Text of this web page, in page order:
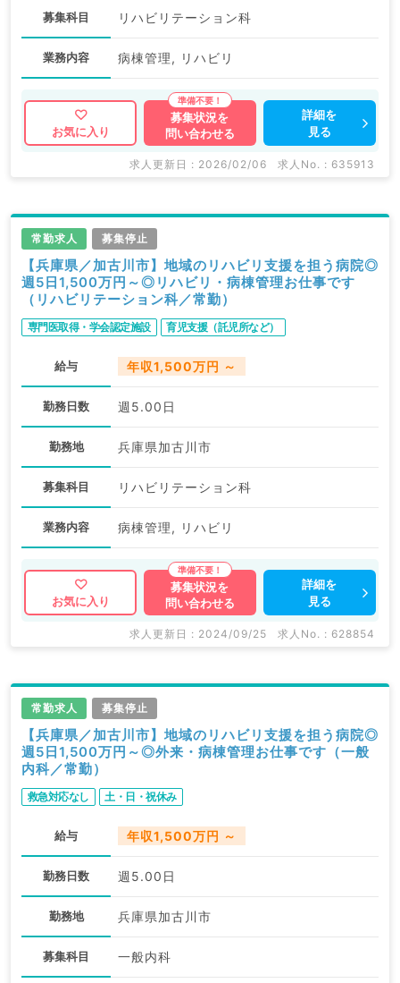
募集科目 リハビリテーション科
業務内容 病棟管理, リハビリ
お気に入り
募集状況を
問い合わせる
詳細を
見る
求人更新日 : 2026/02/06 求人No. : 635913
常勤求人 募集停止
【兵庫県／加古川市】地域のリハビリ支援を担う病院◎
週5日1,500万円～◎リハビリ・病棟管理お仕事です
（リハビリテーション科／常勤）
専門医取得・学会認定施設 育児支援（託児所など）
給与 年収1,500万円 ～
勤務日数 週5.00日
勤務地 兵庫県加古川市
募集科目 リハビリテーション科
業務内容 病棟管理, リハビリ
お気に入り
募集状況を
問い合わせる
詳細を
見る
求人更新日 : 2024/09/25 求人No. : 628854
常勤求人 募集停止
【兵庫県／加古川市】地域のリハビリ支援を担う病院◎
週5日1,500万円～◎外来・病棟管理お仕事です（一般
内科／常勤）
救急対応なし 土・日・祝休み
給与 年収1,500万円 ～
勤務日数 週5.00日
勤務地 兵庫県加古川市
募集科目 一般内科